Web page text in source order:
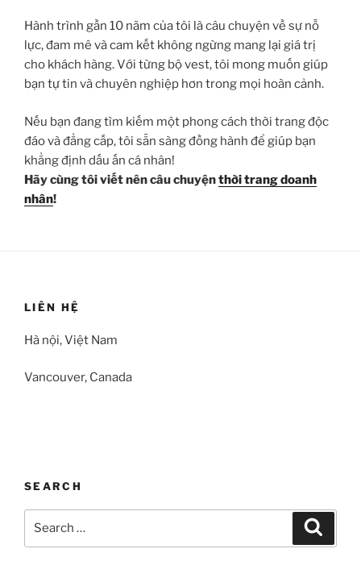
Hành trình gần 10 năm của tôi là câu chuyện về sự nỗ
lực, đam mê và cam kết không ngừng mang lại giá trị
cho khách hàng. Với từng bộ vest, tôi mong muốn giúp
bạn tự tin và chuyên nghiệp hơn trong mọi hoàn cảnh.
Nếu bạn đang tìm kiếm một phong cách thời trang độc
đáo và đẳng cấp, tôi sẵn sàng đồng hành để giúp bạn
khẳng định dấu ấn cá nhân!
Hãy cùng tôi viết nên câu chuyệnthời trang doanh
nhân!
LIÊN HỆ
Hà nội, Việt Nam
Vancouver, Canada
SEARCH